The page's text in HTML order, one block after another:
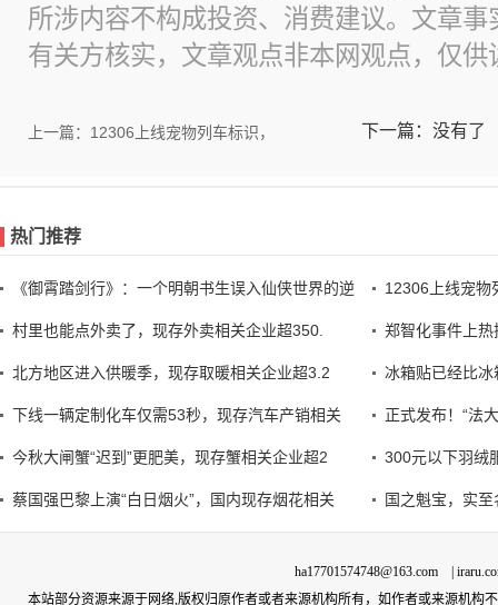
所涉内容不构成投资、消费建议。文章
有关方核实，文章观点非本网观点，仅供
上一篇：12306上线宠物列车标识， 下一篇：没有了
热门推荐
《御霄踏剑行》：一个明朝书生误入仙侠世界的逆 12306上线宠物
村里也能点外卖了，现存外卖相关企业超350. 郑智化事件上
北方地区进入供暖季，现存取暖相关企业超3.2 冰箱贴已经比
下线一辆定制化车仅需53秒，现存汽车产销相关 正式发布！“法
今秋大闸蟹“迟到”更肥美，现存蟹相关企业超2 300元以下羽绒
蔡国强巴黎上演“白日烟火”，国内现存烟花相关 国之魁宝，实
ha17701574748@163.com |
本站部分资源来源于网络,版权归原作者或者来源机构所有，如作者或来源机